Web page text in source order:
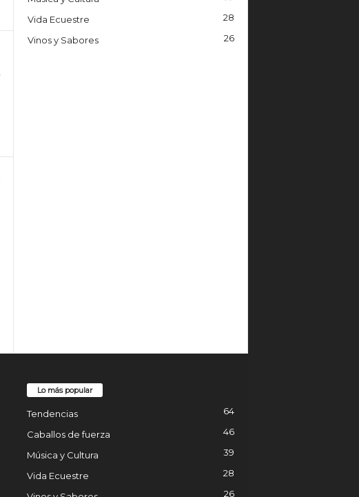
Vida Ecuestre 28
Vinos y Sabores 26
Lo más popular
Tendencias 64
Caballos de fuerza 46
Música y Cultura 39
Vida Ecuestre 28
26